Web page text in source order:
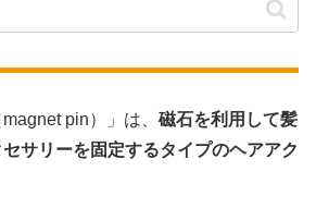
pin）」は、 磁石を利用して髪
サリーを固定するタイプのヘアアク